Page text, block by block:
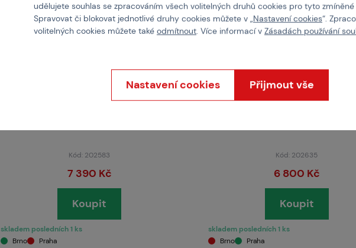
Kód: 202583
7 390 Kč
Koupit
skladem posledních 1 ks
Brno
Praha
Kód: 202635
6 800 Kč
Koupit
skladem posledních 1 ks
Brno
Praha
udělujete souhlas se zpracováním všech volitelných druhů cookies pro tyto zmíněné
Spravovat či blokovat jednotlivé druhy cookies můžete v „Nastavení cookies“.
volitelných cookies můžete také odmítnout. Více informací v Zásadách používání
Nastavení cookies Přijmout vše